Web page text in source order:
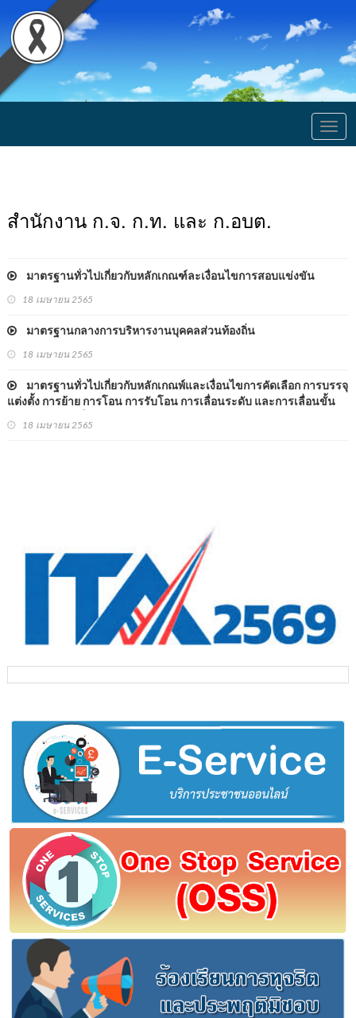
สำนักงาน ก.จ. ก.ท. และ ก.อบต.
มาตรฐานทั่วไปเกี่ยวกับหลักเกณฑ์ละเงื่อนไขการสอบแข่งขัน
18 เมษายน 2565
มาตรฐานกลางการบริหารงานบุคคลส่วนท้องถิ่น
18 เมษายน 2565
มาตรฐานทั่วไปเกี่ยวกับหลักเกณพ์และเงื่อนไขการคัดเลือก การบรรจุ
แต่งตั้ง การย้าย การโอน การรับโอน การเลื่อนระดับ และการเลื่อนขั้น
18 เมษายน 2565